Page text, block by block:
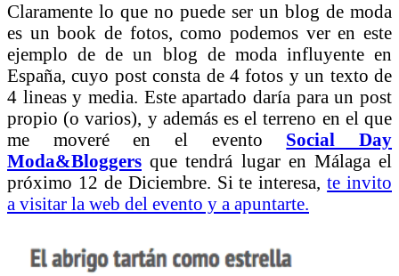
Claramente lo que no puede ser un blog de moda
es un book de fotos, como podemos ver en este
ejemplo de de un blog de moda influyente en
España, cuyo post consta de 4 fotos y un texto de
4 lineas y media. Este apartado daría para un post
propio (o varios), y además es el terreno en el que
me moveré en el evento Social Day
Moda&Bloggers que tendrá lugar en Málaga el
próximo 12 de Diciembre. Si te interesa,te invito
a visitar la web del evento y a apuntarte.